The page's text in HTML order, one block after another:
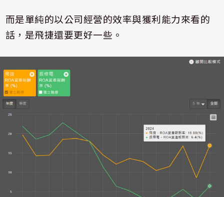
而是單純的以公司經營的效率與獲利能力來看的
話，是飛捷還要更好一些。